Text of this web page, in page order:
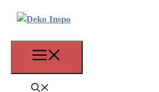
Zum